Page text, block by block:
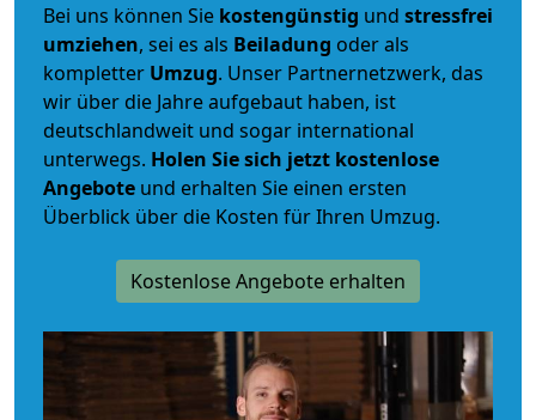
Bei uns können Sie kostengünstig und stressfrei
umziehen, sei es als Beiladung oder als
kompletter Umzug. Unser Partnernetzwerk, das
wir über die Jahre aufgebaut haben, ist
deutschlandweit und sogar international
unterwegs. Holen Sie sich jetzt kostenlose
Angebote und erhalten Sie einen ersten
Überblick über die Kosten für Ihren Umzug.
Kostenlose Angebote erhalten